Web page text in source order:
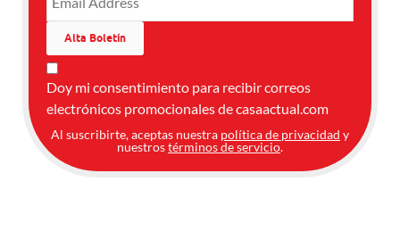
Doy mi consentimiento para recibir correos
electrónicos promocionales de casaactual.com
Al suscribirte, aceptas nuestra política de privacidad y
nuestrostérminos de servicio.